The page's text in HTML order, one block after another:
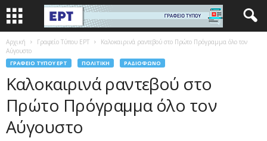
Αρχική Γραφείο Τύπου ΕΡΤ
Καλοκαιρινά ραντεβού στο Πρώτο Πρόγραμμα όλο τον
Αύγουστο
ΓΡΑΦΕΊΟ ΤΎΠΟΥ ΕΡΤ ΠΟΛΙΤΙΚΉ ΡΑΔΙΌΦΩΝΟ
Καλοκαιρινά ραντεβού στο
Πρώτο Πρόγραμμα όλο τον
Αύγουστο